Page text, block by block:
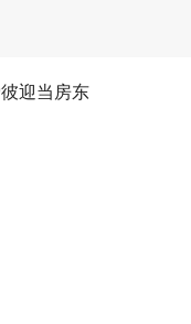
迎当房东